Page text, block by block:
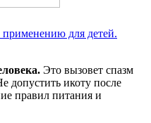
для детей.
Это вызовет спазм
допустить икоту после
правил питания и